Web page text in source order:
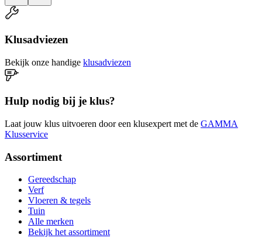
Klusadviezen
Bekijk onze handige klusadviezen
Hulp nodig bij je klus?
Laat jouw klus uitvoeren door een klusexpert met de GAMMA
Klusservice
Assortiment
Gereedschap
Verf
Vloeren & tegels
Tuin
Alle merken
Bekijk het assortiment